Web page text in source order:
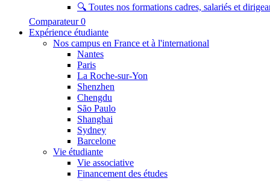
🔍 Toutes nos formations cadres, salariés et
Comparateur 0
Expérience étudiante
Nos campus en France et à l'international
Nantes
Paris
La Roche-sur-Yon
Shenzhen
Chengdu
São Paulo
Shanghai
Sydney
Barcelone
Vie étudiante
Vie associative
Financement des études